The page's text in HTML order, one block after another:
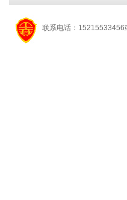
联系电话：